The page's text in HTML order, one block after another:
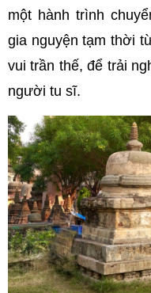
một hành trình
gia nguyện tạm thời
vui trần thế, để trải
người tu sĩ.